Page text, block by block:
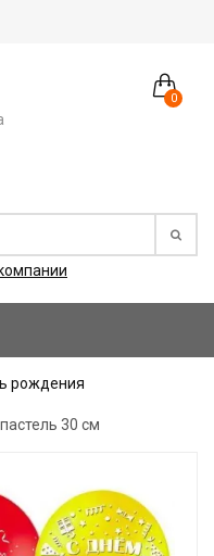
0
рождения
30 см